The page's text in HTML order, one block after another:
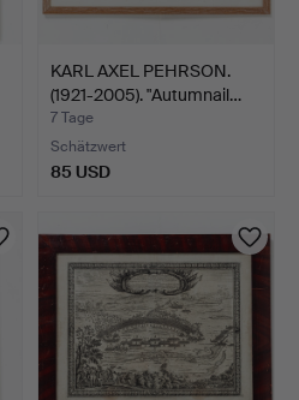
KARL AXEL PEHRSON.
(1921-2005). "Autumnail…
7 Tage
Schätzwert
85 USD